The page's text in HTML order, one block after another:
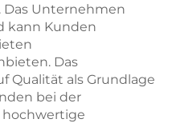
Unternehmen
kann Kunden
Das
Qualität als Grundlage
bei der